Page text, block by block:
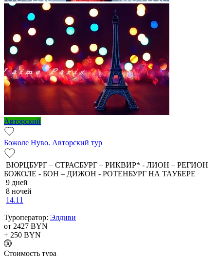
Авторский
Божоле Нуво. Авторский тур
ВЮРЦБУРГ – СТРАСБУРГ – РИКВИР* - ЛИОН – РЕГИОН
БОЖОЛЕ - БОН – ДИЖОН - РОТЕНБУРГ НА ТАУБЕРЕ
9 дней
8 ночей
14.11
Туроператор: Элдиви
от 2427 BYN
+ 250 BYN
Cтоимость тура